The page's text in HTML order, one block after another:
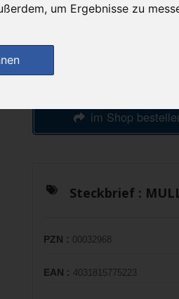
um Ergebnisse zu
31,09
im Shop
Steckbrief :
PZN : 00032968
EAN : 4031815775223